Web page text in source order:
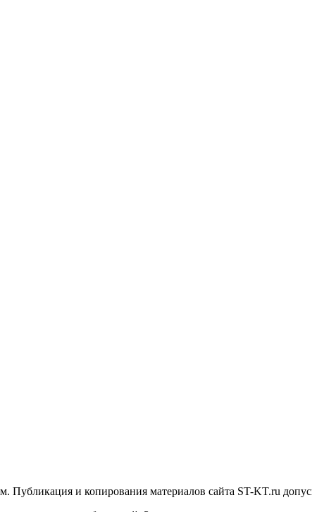
и копирования материалов сайта ST-KT.ru